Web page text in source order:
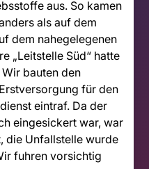
aus. So kamen
als auf dem
dem nahegelegenen
„Leitstelle Süd“ hatte
Wir bauten den
für den
eintraf. Da der
eingesickert war, war
die Unfallstelle wurde
fuhren vorsichtig